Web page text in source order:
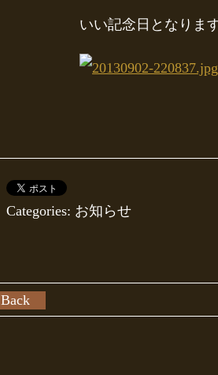
いい記念日となりま
Categories: お知らせ
Back